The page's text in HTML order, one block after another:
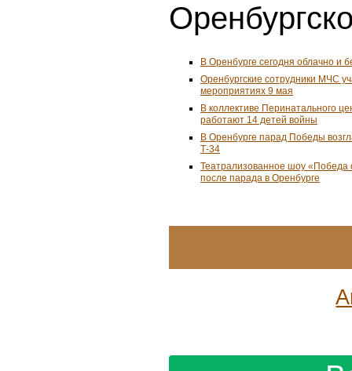
В Оренбурге сегодня облачно и
Оренбургские сотрудники МЧС
мероприятиях 9 мая
В коллективе Перинатального
работают 14 детей войны
В Оренбурге парад Победы
Т-34
Театрализованное шоу «Победа
после парада в Оренбурге